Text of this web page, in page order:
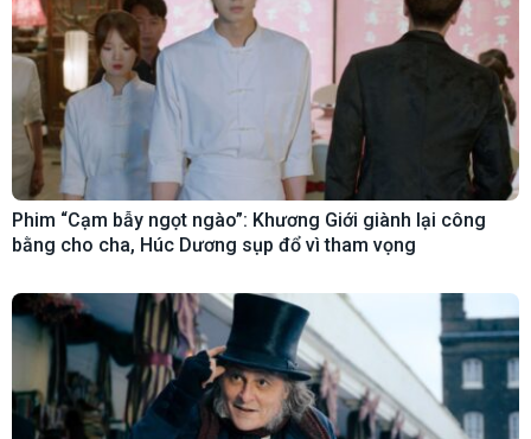
Phim “Cạm bẫy ngọt ngào”: Khương Giới giành lại công
bằng cho cha, Húc Dương sụp đổ vì tham vọng